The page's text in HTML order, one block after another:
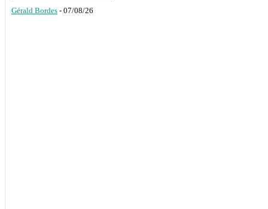
Gérald Bordes - 07/08/26